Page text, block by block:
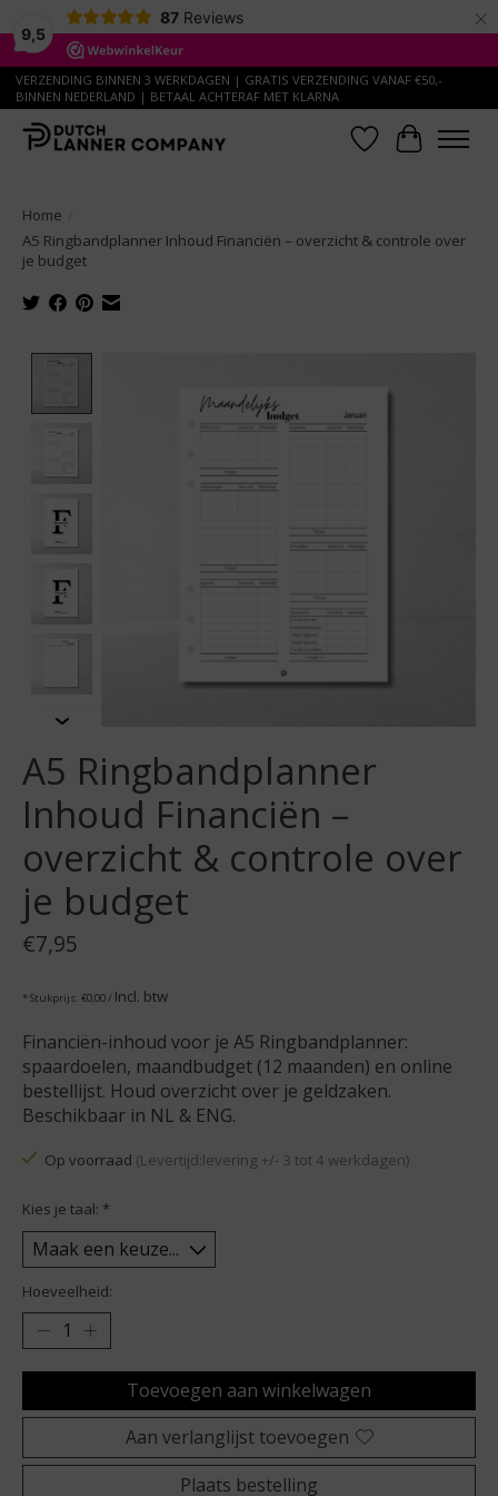
9,5
87 Reviews ×
VERZENDING BINNEN 3 WERKDAGEN | GRATIS VERZENDING VANAF €50,-
BINNEN NEDERLAND | BETAAL ACHTERAF MET KLARNA
Verlanglijst
Home
A5 Ringbandplanner Inhoud Financiën – overzicht & controle over
je budget
A5 Ringbandplanner
Inhoud Financiën –
overzicht & controle over
je budget
€7,95
* Stukprijs: €0,00 / Incl. btw
Financiën-inhoud voor je A5 Ringbandplanner:
spaardoelen, maandbudget (12 maanden) en online
bestellijst. Houd overzicht over je geldzaken.
Beschikbaar in NL & ENG.
Op voorraad (Levertijd:levering +/- 3 tot 4 werkdagen)
Kies je taal: *
Hoeveelheid:
Toevoegen aan winkelwagen
Aan verlanglijst toevoegen
Plaats bestelling